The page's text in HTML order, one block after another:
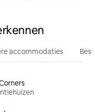
accommodaties